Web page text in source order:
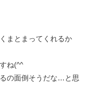
まとまってくれるか
ね(^^ゞ
の面倒そうだな…と思